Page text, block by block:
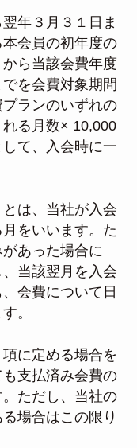
年３月３１日ま
会員の初年度の
ら当該会費年度
を会費対象期間
ランのいずれの
る月数× 10,000
て、入会時に一
は、当社が入会
をいいます。た
あった場合に
当該翌月を入会
会費について日
。
に定める場合を
支払済み会費の
ただし、当社の
場合はこの限り